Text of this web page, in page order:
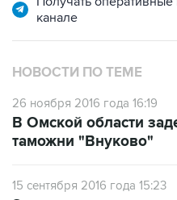
НОВОСТИ ПО ТЕМЕ
26 ноября 2016 года 16:19
таможни "Внуково"
15 сентября 2016 года 15:23
скрылся от следствия